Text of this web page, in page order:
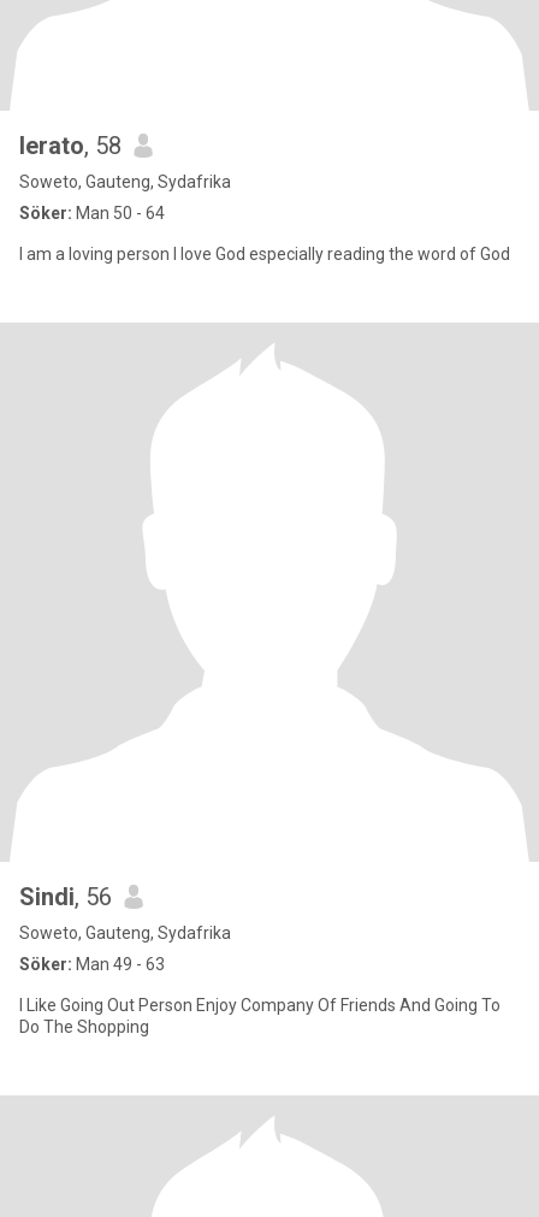
lerato, 58
Soweto, Gauteng, Sydafrika
Söker: Man 50 - 64
I am a loving person I love God especially reading the word of God
Sindi, 56
Soweto, Gauteng, Sydafrika
Söker: Man 49 - 63
I Like Going Out Person Enjoy Company Of Friends And Going To
Do The Shopping